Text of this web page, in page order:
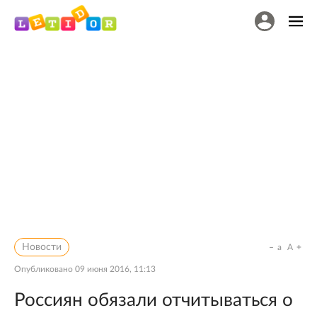
Новости
Опубликовано 09 июня 2016, 11:13
a A
Россиян обязали отчитываться о